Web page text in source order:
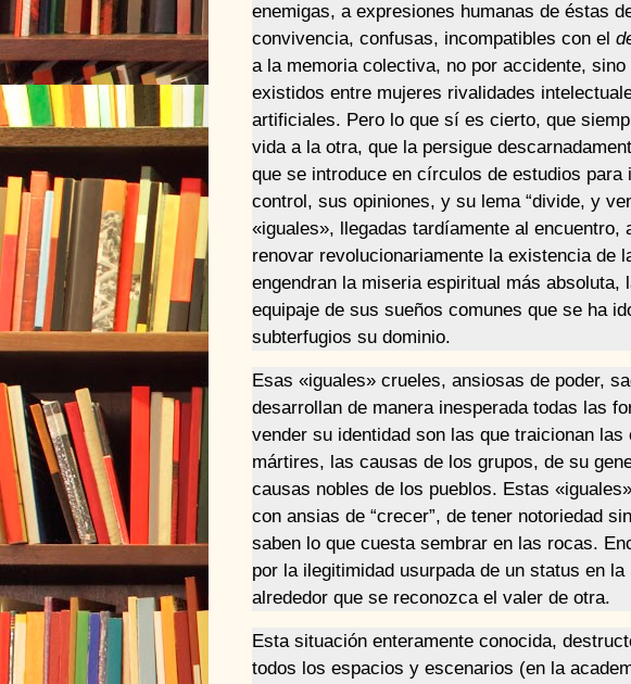
enemigas, a expresiones humanas de éstas
convivencia, confusas, incompatibles con el
a la memoria colectiva, no por accidente,
existidos entre mujeres rivalidades
artificiales. Pero lo que sí es cierto, que
vida a la otra, que la persigue
que se introduce en círculos de estudios para
control, sus opiniones, y su lema “divide, y
«iguales», llegadas tardíamente al encuentro,
renovar revolucionariamente la existencia de
engendran la miseria espiritual más absoluta,
equipaje de sus sueños comunes que se ha
subterfugios su dominio.
Esas «iguales» crueles, ansiosas de poder,
desarrollan de manera inesperada todas las
vender su identidad son las que traicionan las
mártires, las causas de los grupos, de su
causas nobles de los pueblos. Estas
con ansias de “crecer”, de tener notoriedad
saben lo que cuesta sembrar en las rocas.
por la ilegitimidad usurpada de un status en
alrededor que se reconozca el valer de otra.
Esta situación enteramente conocida,
todos los espacios y escenarios (en la